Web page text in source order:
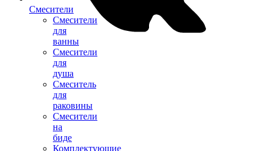
Смесители
Смесители
для
ванны
Смесители
для
душа
Смеситель
для
раковины
Смесители
на
биде
Комплектующие